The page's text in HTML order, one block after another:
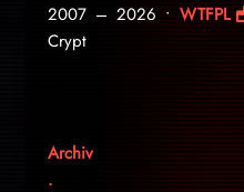
2007 – 2026 •WTFPL
Crypt
Archiv
.